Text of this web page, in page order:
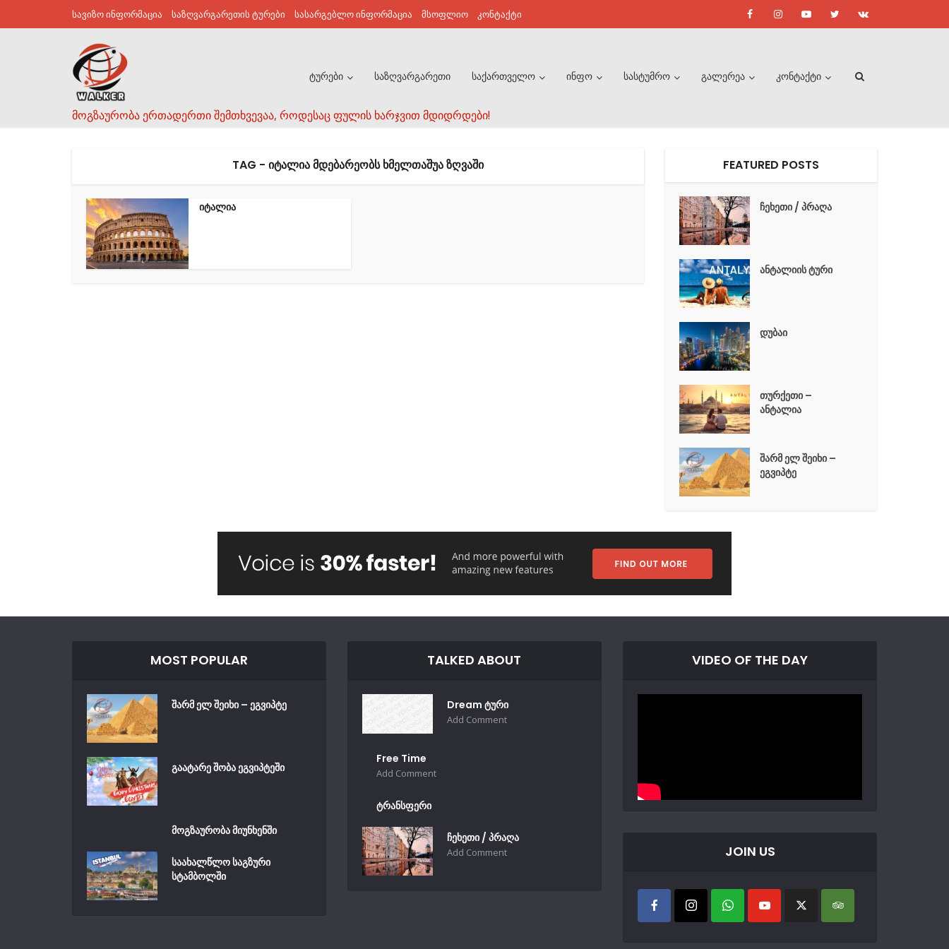
სავიზო ინფორმაცია საზღვარგარეთის ტურები სასარგებლო ინფორმაცია მსოფლიო კონტაქტი
მოგზაურობა ერთადერთი შემთხვევაა, როდესაც ფულის ხარჯვით მდიდრდები!
ტურები საზღვარგარეთი საქართველო ინფო სასტუმრო გალერეა კონტაქტი
TAG - ᲘᲢᲐᲚᲘᲐ ᲛᲓᲔᲑᲐᲠᲔᲝᲑᲡ ᲮᲛᲔᲚᲗᲐᲨᲣᲐ ᲖᲦᲕᲐᲨᲘ
იტალია
FEATURED POSTS
ჩეხეთი / პრაღა
ანტალიის ტური
დუბაი
თურქეთი –
ანტალია
შარმ ელ შეიხი –
ეგვიპტე
MOST POPULAR
შარმ ელ შეიხი – ეგვიპტე
გაატარე შობა ეგვიპტეში
მოგზაურობა მიუნხენში
საახალწლო საგზური
სტამბოლში
TALKED ABOUT
Dream ტური
Add Comment
Free Time
Add Comment
ტრანსფერი
ჩეხეთი / პრაღა
Add Comment
VIDEO OF THE DAY
JOIN US